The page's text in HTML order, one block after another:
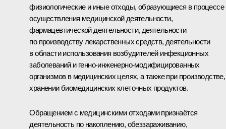
физиологические и иные отходы, образующиеся в процессе
осуществления медицинской деятельности,
фармацевтической деятельности, деятельности
по производству лекарственных средств, деятельности
в области использования возбудителей инфекционных
заболеваний и генно-инженерно-модифицированных
организмов в медицинских целях, а также при производстве,
хранении биомедицинских клеточных продуктов.
Обращением с медицинскими отходами признаётся
деятельность по накоплению, обеззараживанию,